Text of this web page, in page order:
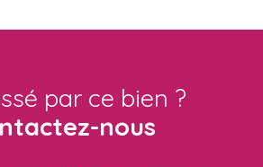
par ce bien ?
nous